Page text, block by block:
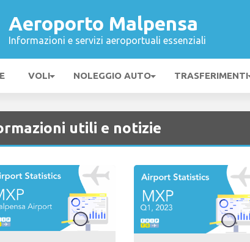
Aeroporto Malpensa
Informazioni e servizi aeroportuali essenziali
VOLI NOLEGGIO AUTO TRASFERIMENTI
utili e notizie